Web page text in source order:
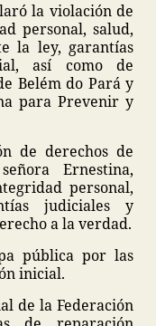
la violación de
personal, salud,
la ley, garantías
así como de
Belém do Pará y
para Prevenir y
de derechos de
Ernestina,
personal,
judiciales y
a la verdad.
pública por las
inicial.
de la Federación